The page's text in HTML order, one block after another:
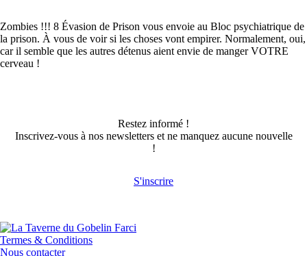
Zombies !!! 8 Évasion de Prison vous envoie au Bloc psychiatrique de
la prison. À vous de voir si les choses vont empirer. Normalement, oui,
car il semble que les autres détenus aient envie de manger VOTRE
cerveau !
Restez informé !
Inscrivez-vous à nos newsletters et ne manquez aucune nouvelle
!
S'inscrire
Termes & Conditions
Nous contacter